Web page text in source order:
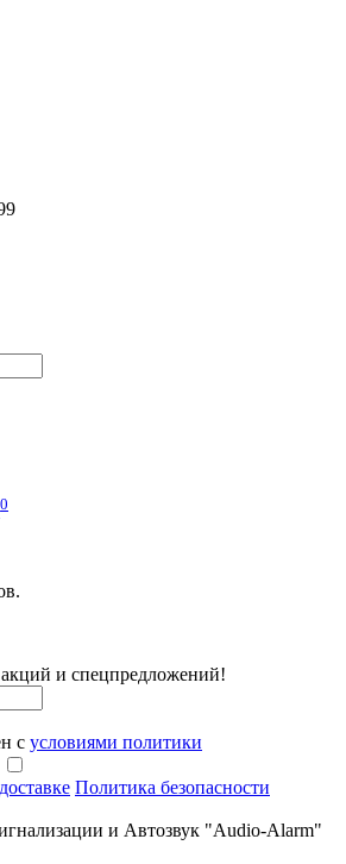
0
и спецпредложений!
с условиями политики
Политика безопасности
и Автозвук "Audio-Alarm"